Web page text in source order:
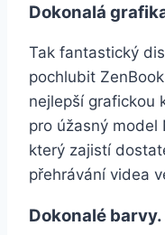
Dokonalá
Tak fantastický
pochlubit
nejlepší grafickou
pro úžasný model
který zajistí
přehrávání videa
Dokonalé